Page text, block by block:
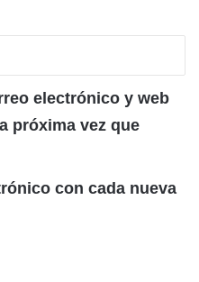
electrónico y web
próxima vez que
con cada nueva